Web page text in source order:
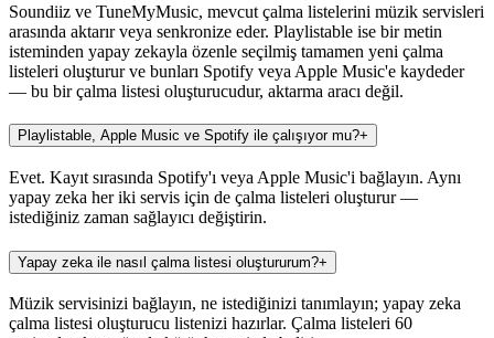
Soundiiz ve TuneMyMusic, mevcut çalma listelerini müzik servisleri
arasında aktarır veya senkronize eder. Playlistable ise bir metin
isteminden yapay zekayla özenle seçilmiş tamamen yeni çalma
listeleri oluşturur ve bunları Spotify veya Apple Music'e kaydeder
— bu bir çalma listesi oluşturucudur, aktarma aracı değil.
Playlistable, Apple Music ve Spotify ile çalışıyor mu?+
Evet. Kayıt sırasında Spotify'ı veya Apple Music'i bağlayın. Aynı
yapay zeka her iki servis için de çalma listeleri oluşturur —
istediğiniz zaman sağlayıcı değiştirin.
Yapay zeka ile nasıl çalma listesi oluştururum?+
Müzik servisinizi bağlayın, ne istediğinizi tanımlayın; yapay zeka
çalma listesi oluşturucu listenizi hazırlar. Çalma listeleri 60